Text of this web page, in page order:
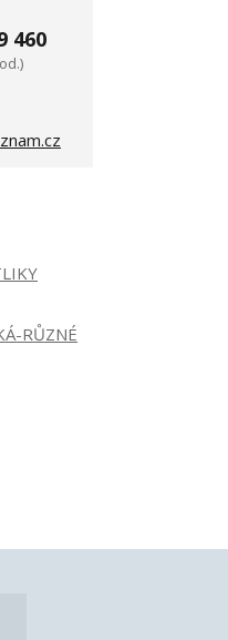
460
RŮZNÉ